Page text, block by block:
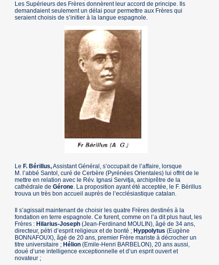
Les Supérieurs des Frères donnèrent leur accord de principe. Ils
demandaient seulement un délai pour permettre aux Frères qui
seraient choisis de s’initier à la langue espagnole.
Le F. Bérillus,Assistant Général, s’occupait de l’affaire, lorsque
M. l’abbé Santol, curé de Cerbère (Pyrénées Orientales) lui offrit de le
mettre en relation avec le Rév. Ignasi Servitja, archiprêtre de la
cathédrale deGérone. La proposition ayant été acceptée, le F. Bérillus
trouva un très bon accueil auprès de l’ecclésiastique catalan.
Il s’agissait maintenant de choisir les quatre Frères destinés à la
fondation en terre espagnole. Ce furent, comme on l’a dit plus haut, les
Frères : Hilarius-Joseph (Jean-Ferdinand MOULIN), âgé de 34 ans,
directeur, pétri d’esprit religieux et de bonté ; Hyppolytus (Eugène
BONNAFOUX), âgé de 20 ans, premier Frère mariste à décrocher un
titre universitaire ; Hélion (Emile-Henri BARBELON), 20 ans aussi,
doué d’une intelligence exceptionnelle et d’un esprit ouvert et
novateur ;